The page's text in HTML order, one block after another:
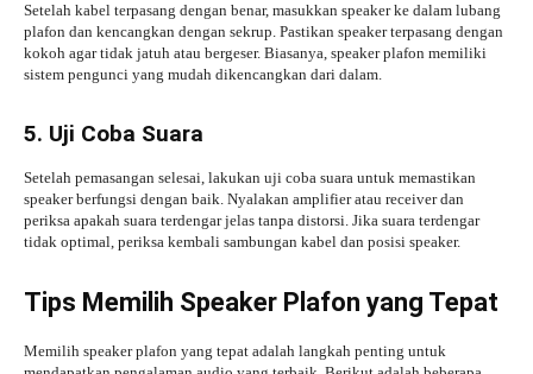
Setelah kabel terpasang dengan benar, masukkan speaker ke dalam lubang
plafon dan kencangkan dengan sekrup. Pastikan speaker terpasang dengan
kokoh agar tidak jatuh atau bergeser. Biasanya, speaker plafon memiliki
sistem pengunci yang mudah dikencangkan dari dalam.
5. Uji Coba Suara
Setelah pemasangan selesai, lakukan uji coba suara untuk memastikan
speaker berfungsi dengan baik. Nyalakan amplifier atau receiver dan
periksa apakah suara terdengar jelas tanpa distorsi. Jika suara terdengar
tidak optimal, periksa kembali sambungan kabel dan posisi speaker.
Tips Memilih Speaker Plafon yang Tepat
Memilih speaker plafon yang tepat adalah langkah penting untuk